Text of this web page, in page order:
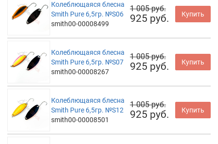
Колеблющаяся блесна
Smith Pure 6,5гр. №S06
smith00-00008499
1 005 руб.
925 руб. Купить
Колеблющаяся блесна
Smith Pure 6,5гр. №S07
smith00-00008267
1 005 руб.
925 руб. Купить
Колеблющаяся блесна
Smith Pure 6,5гр. №S12
smith00-00008501
1 005 руб.
925 руб. Купить